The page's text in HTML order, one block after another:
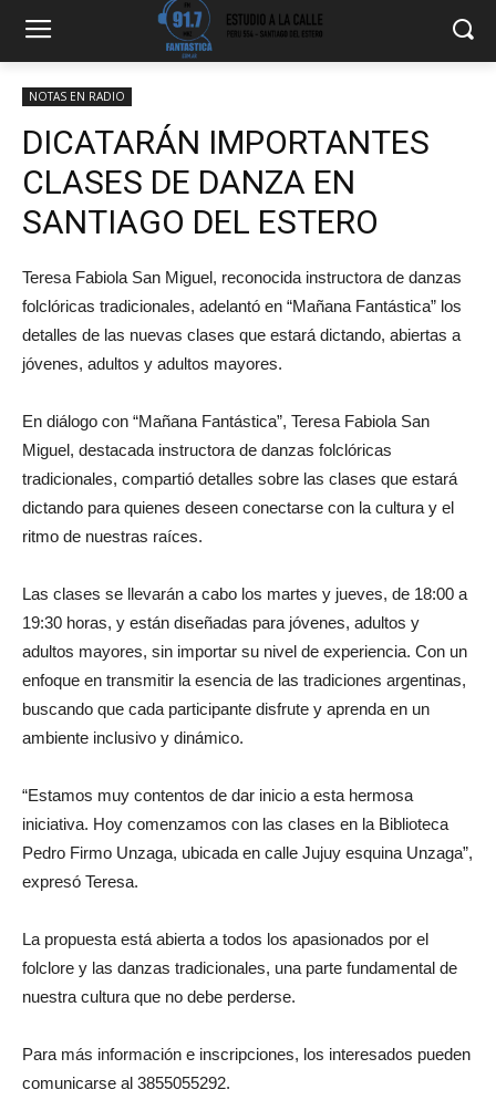
NOTAS EN RADIO
DICATARÁN IMPORTANTES
CLASES DE DANZA EN
SANTIAGO DEL ESTERO
Teresa Fabiola San Miguel, reconocida instructora de danzas
folclóricas tradicionales, adelantó en “Mañana Fantástica” los
detalles de las nuevas clases que estará dictando, abiertas a
jóvenes, adultos y adultos mayores.
En diálogo con “Mañana Fantástica”, Teresa Fabiola San
Miguel, destacada instructora de danzas folclóricas
tradicionales, compartió detalles sobre las clases que estará
dictando para quienes deseen conectarse con la cultura y el
ritmo de nuestras raíces.
Las clases se llevarán a cabo los martes y jueves, de 18:00 a
19:30 horas, y están diseñadas para jóvenes, adultos y
adultos mayores, sin importar su nivel de experiencia. Con un
enfoque en transmitir la esencia de las tradiciones argentinas,
buscando que cada participante disfrute y aprenda en un
ambiente inclusivo y dinámico.
“Estamos muy contentos de dar inicio a esta hermosa
iniciativa. Hoy comenzamos con las clases en la Biblioteca
Pedro Firmo Unzaga, ubicada en calle Jujuy esquina Unzaga”,
expresó Teresa.
La propuesta está abierta a todos los apasionados por el
folclore y las danzas tradicionales, una parte fundamental de
nuestra cultura que no debe perderse.
Para más información e inscripciones, los interesados pueden
comunicarse al 3855055292.